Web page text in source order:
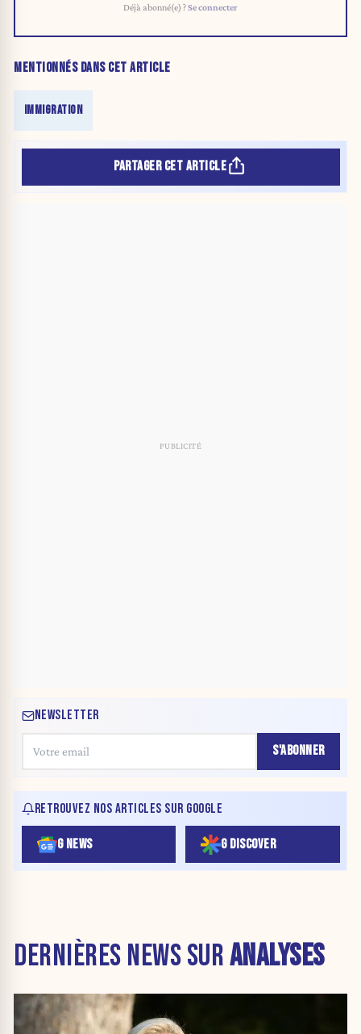
Déjà abonné(e) ?Se connecter
MENTIONNÉS DANS CET ARTICLE
IMMIGRATION
PARTAGER CET ARTICLE
NEWSLETTER
S'ABONNER
RETROUVEZ NOS ARTICLES SUR GOOGLE
G NEWS G DISCOVER
DERNIÈRES NEWS SURANALYSES